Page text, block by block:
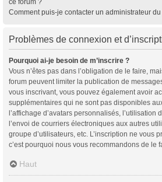
Comment puis-je contacter un administrateur
Problèmes de connexion et
Pourquoi ai-je besoin de m’inscrire ?
Vous n’êtes pas dans l’obligation de le faire,
forum peuvent limiter la publication de
vous inscrivant, vous pouvez également avoir
supplémentaires qui ne sont pas disponibles
l’affichage d’avatars personnalisés, l’utilisation
l’envoi de courriers électroniques aux autres
groupe d’utilisateurs, etc. L’inscription ne vous
c’est pourquoi nous vous recommandons de le
Haut